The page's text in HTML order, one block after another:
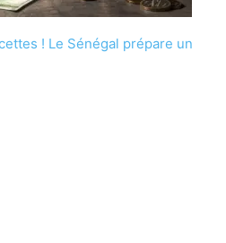
! Le Sénégal prépare un